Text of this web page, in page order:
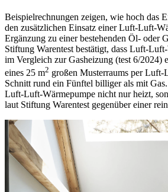
Beispielrechnungen zeigen, wie hoch das
den zusätzlichen Einsatz einer Luft-Luft-
Ergänzung zu einer bestehenden Öl- oder
Stiftung Warentest bestätigt, dass Luft-
im Vergleich zur Gasheizung (test 6/2024)
eines 25 m2 großen Musterraums per
Schnitt rund ein Fünftel billiger als mit
Luft-Luft-Wärmepumpe nicht nur heizt,
laut Stiftung Warentest gegenüber einer